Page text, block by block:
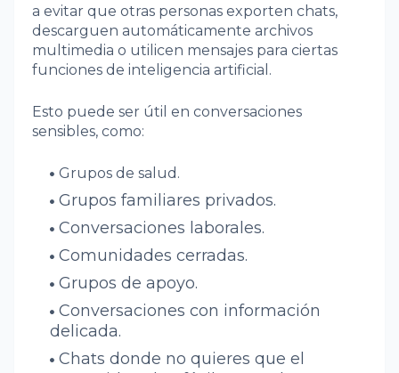
a evitar que otras personas exporten chats,
descarguen automáticamente archivos
multimedia o utilicen mensajes para ciertas
funciones de inteligencia artificial.
Esto puede ser útil en conversaciones
sensibles, como:
Grupos de salud.
Grupos familiares privados.
Conversaciones laborales.
Comunidades cerradas.
Grupos de apoyo.
Conversaciones con información
delicada.
Chats donde no quieres que el